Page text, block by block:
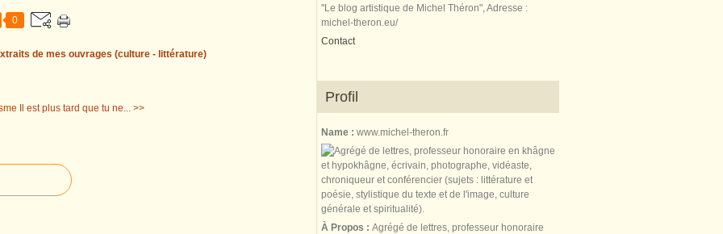
0
de mes ouvrages (culture - littérature)
Il est plus tard que tu ne... >>
"Le blog artistique de Michel Théron", Adresse :
michel-theron.eu/
Contact
Profil
Name : www.michel-theron.fr
À Propos : Agrégé de lettres, professeur honoraire